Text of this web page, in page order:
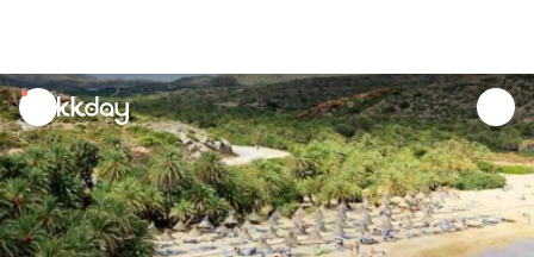
unread
notifications